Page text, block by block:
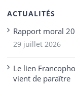
ACTUALITÉS
Rapport moral
29 juillet 2026
Le lien
vient de paraître